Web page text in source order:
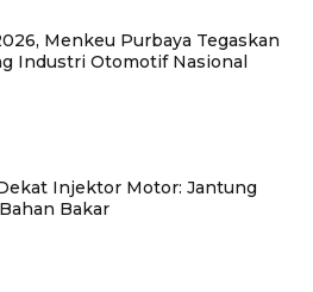
Menkeu Purbaya Tegaskan
Industri Otomotif Nasional
Injektor Motor: Jantung
Bakar